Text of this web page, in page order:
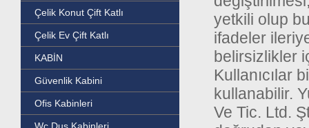
Çelik Konut Çift Katlı
Çelik Ev Çift Katlı
KABİN
Güvenlik Kabini
Ofis Kabinleri
yetkili olup
ifadeler
belirsizlikler
Kullanıcılar
kullanabilir.
Ve Tic. Ltd.